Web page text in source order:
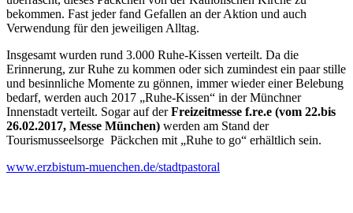
bekommen. Fast jeder fand Gefallen an der Aktion und auch
Verwendung für den jeweiligen Alltag.
Insgesamt wurden rund 3.000 Ruhe-Kissen verteilt. Da die
Erinnerung, zur Ruhe zu kommen oder sich zumindest ein paar stille
und besinnliche Momente zu gönnen, immer wieder einer Belebung
bedarf, werden auch 2017 „Ruhe-Kissen“ in der Münchner
Innenstadt verteilt. Sogar auf derFreizeitmesse f.re.e (vom 22.bis
26.02.2017, Messe München) werden am Stand der
Tourismusseelsorge Päckchen mit „Ruhe to go“ erhältlich sein.
www.erzbistum-muenchen.de/stadtpastoral